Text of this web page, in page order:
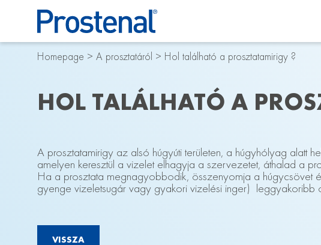
Homepage > A prosztatáról > Hol található a prosztatamirigy ?
HOL TALÁLHATÓ A
A prosztatamirigy az alsó húgyúti területen, a húgyhólyag alatt
amelyen keresztül a vizelet elhagyja a szervezetet, áthalad a
Ha a prosztata megnagyobbodik, összenyomja a húgycsövet
gyenge vizeletsugár vagy gyakori vizelési inger) leggyakoribb
VISSZA